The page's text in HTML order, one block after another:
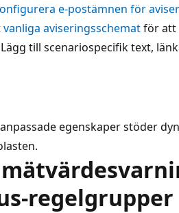
e-postämnen för
vanliga aviseringsschematför att
till scenariospecifik text,
egenskaper stöder
regelgrupper